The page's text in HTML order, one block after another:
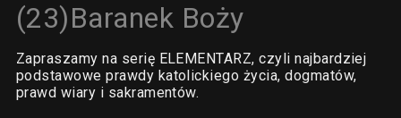
(23)Baranek Boży
Zapraszamy na serię ELEMENTARZ, czyli najbardziej
podstawowe prawdy katolickiego życia, dogmatów,
prawd wiary i sakramentów.